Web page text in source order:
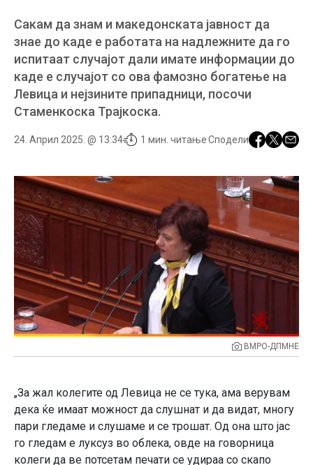
Сакам да знам и македонската јавност да
знае до каде е работата на надлежните да го
испитаат случајот дали имате информации до
каде е случајот со ова фамозно богатење на
Левица и нејзините припадници, посочи
Стаменкоска Трајкоска.
24. Април 2025. @ 13:34 1 мин. читањеСподели
ВМРО-ДПМНЕ
„За жал колегите од Левица не се тука, ама верувам
дека ќе имаат можност да слушнат и да видат, многу
пари гледаме и слушаме и се трошат. Од она што јас
го гледам е луксуз во облека, овде на говорница
колеги да ве потсетам печати се удираа со скапо